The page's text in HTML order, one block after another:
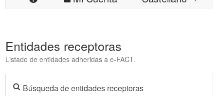
Entidades receptoras
Listado de entidades adheridas a e-FACT.
Búsqueda de entidades receptoras